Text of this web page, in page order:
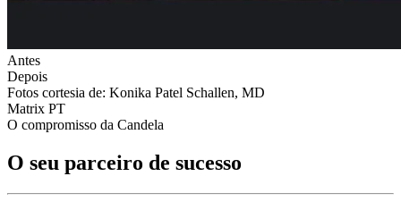
Antes
Depois
Fotos cortesia de: Konika Patel Schallen, MD
Matrix PT
O compromisso da Candela
O seu parceiro de sucesso